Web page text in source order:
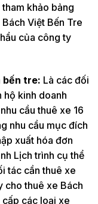
khảo bảng
Việt Bến Tre
của công ty
bến tre: Là các đối
hộ kinh doanh
cầu thuê xe 16
nhu cầu mục đích
xuất hóa đơn
Lịch trình cụ thể
tác cần thuê xe
cho thuê xe Bách
các loại xe